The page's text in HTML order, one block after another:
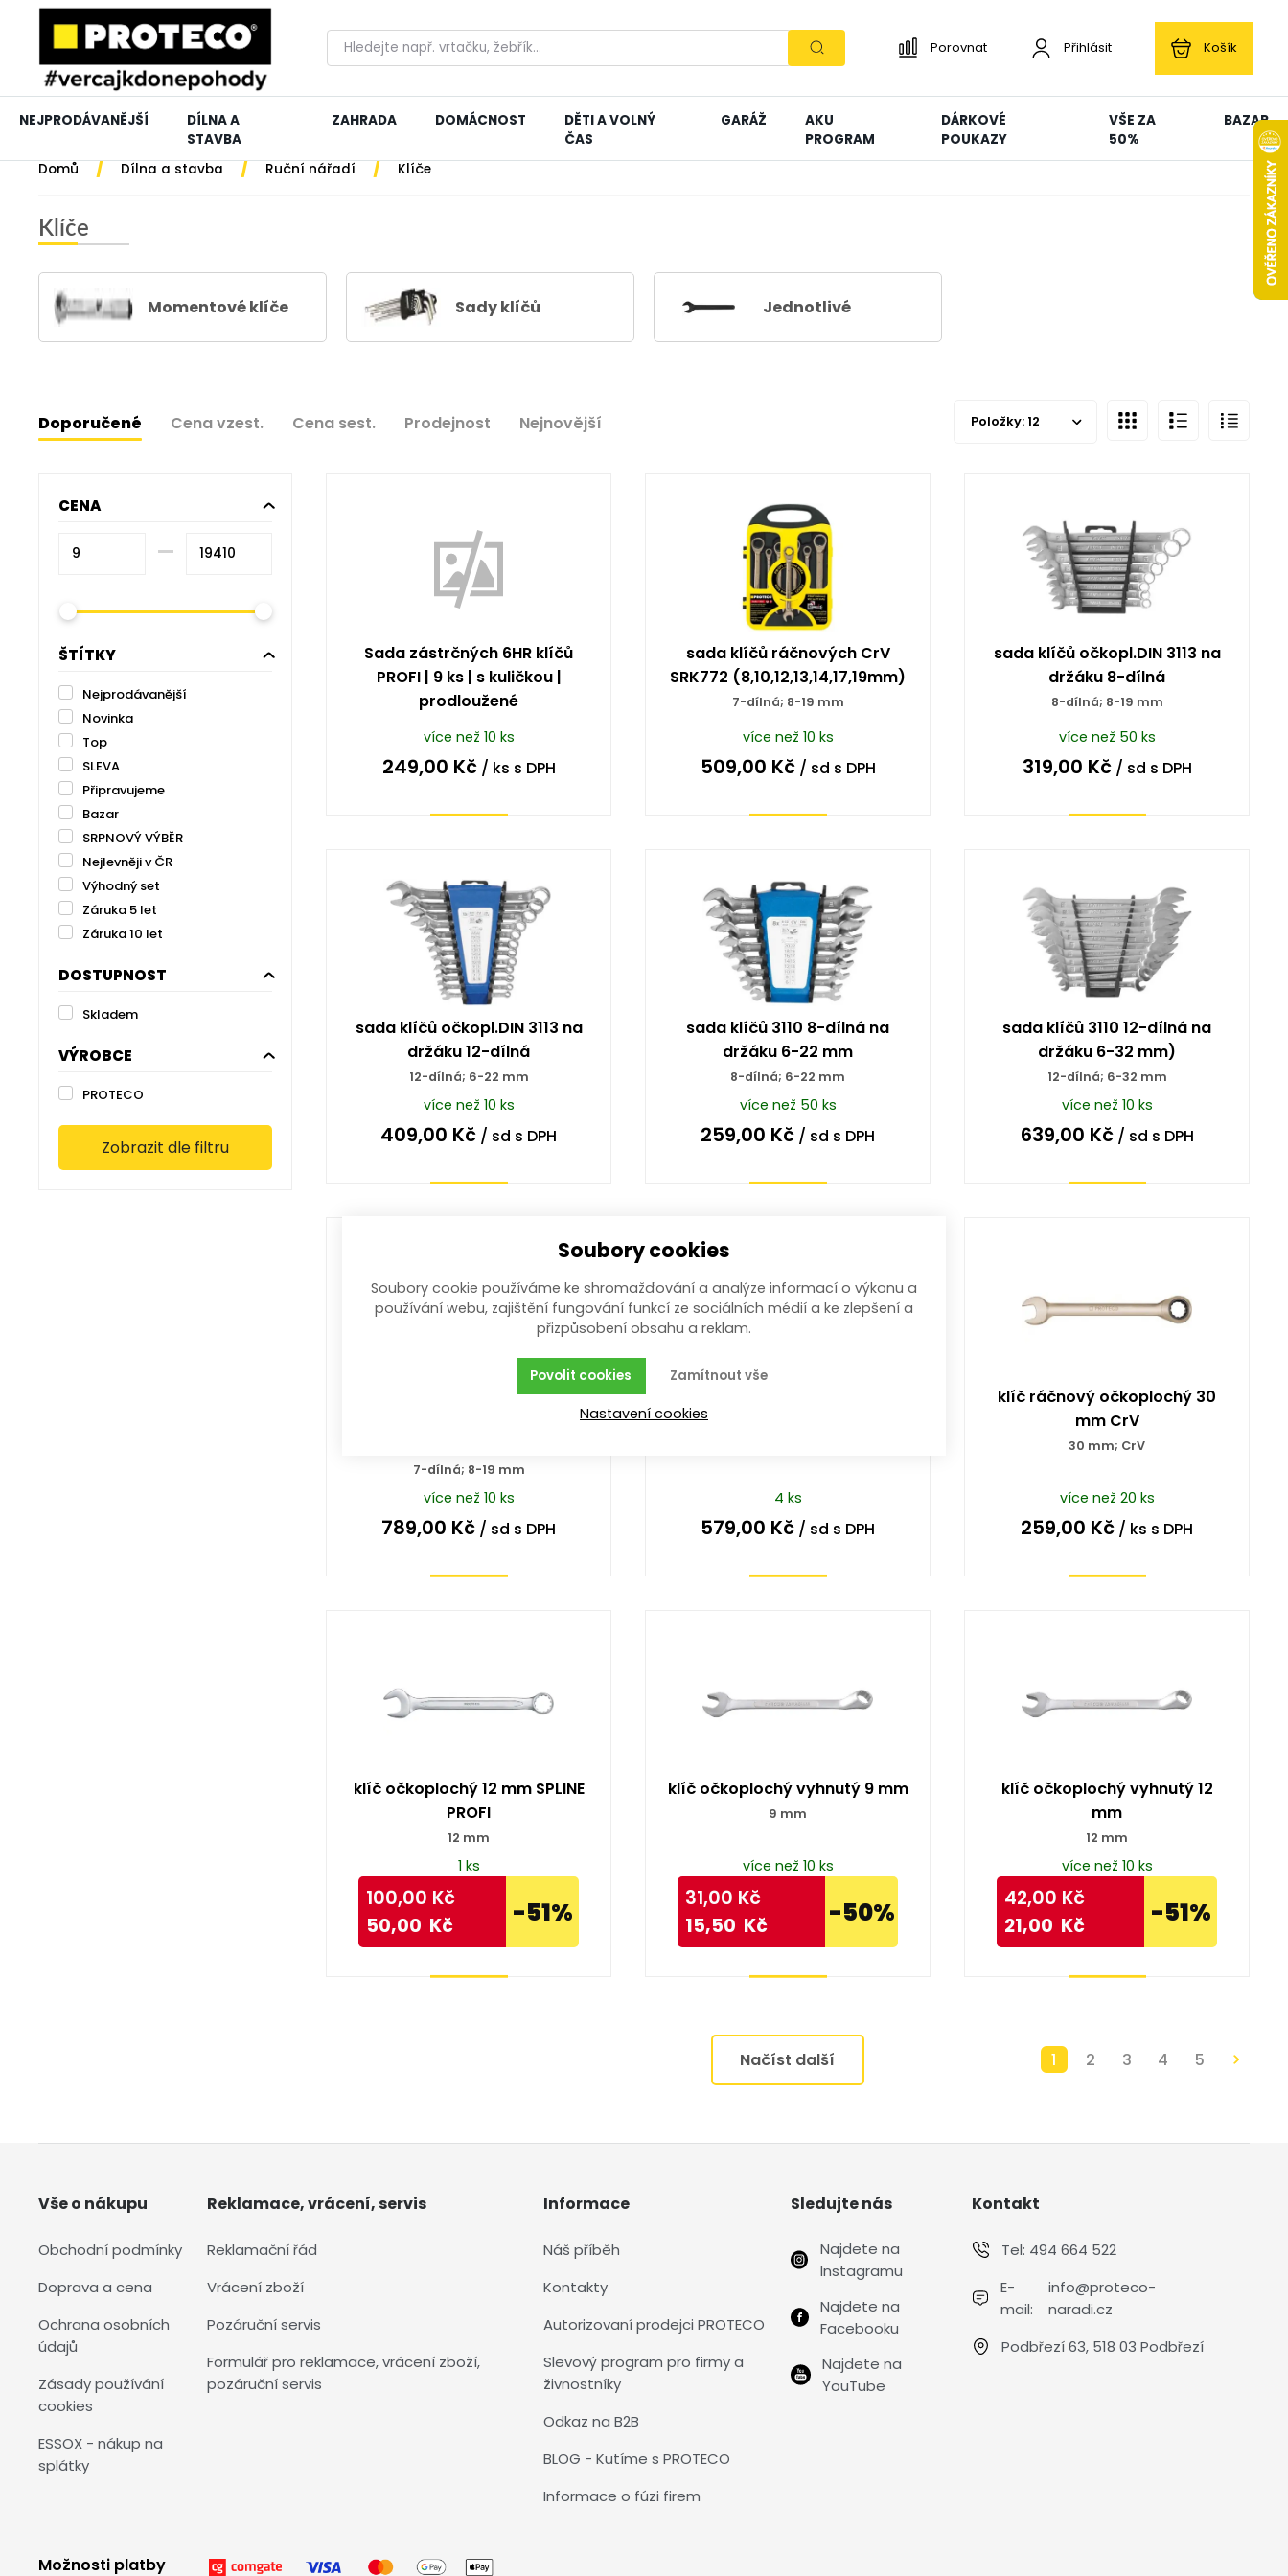
Porovnat Přihlásit Košík
NEJPRODÁVANĚJŠÍ
DÍLNA A
STAVBA
ZAHRADA DOMÁCNOST
DĚTI A VOLNÝ
ČAS
GARÁŽ
AKU
PROGRAM
DÁRKOVÉ
POUKAZY
VŠE ZA
50%
BAZAR
Domů / Dílna a stavba / Ruční nářadí / Klíče
Klíče
Momentové klíče Sady klíčů Jednotlivé
Doporučené Cena vzest. Cena sest. Prodejnost Nejnovější Položky: 12
CENA
–⁠
ŠTÍTKY
Nejprodávanější
Novinka
Top
SLEVA
Připravujeme
Bazar
SRPNOVÝ VÝBĚR
Nejlevněji v ČR
Výhodný set
Záruka 5 let
Záruka 10 let
DOSTUPNOST
Skladem
VÝROBCE
PROTECO
Zobrazit dle filtru
Sada zástrčných 6HR klíčů
PROFI | 9 ks | s kuličkou |
prodloužené
více než 10 ks
249,00 Kč/ ks s DPH
sada klíčů ráčnových CrV
SRK772 (8,10,12,13,14,17,19mm)
7-dílná; 8-19 mm
více než 10 ks
509,00 Kč/ sd s DPH
sada klíčů očkopl.DIN 3113 na
držáku 8-dílná
8-dílná; 8-19 mm
více než 50 ks
319,00 Kč/ sd s DPH
sada klíčů očkopl.DIN 3113 na
držáku 12-dílná
12-dílná; 6-22 mm
více než 10 ks
409,00 Kč / sd s DPH
sada klíčů 3110 8-dílná na
držáku 6-22 mm
8-dílná; 6-22 mm
více než 50 ks
259,00 Kč / sd s DPH
sada klíčů 3110 12-dílná na
držáku 6-32 mm)
12-dílná; 6-32 mm
více než 10 ks
639,00 Kč/ sd s DPH
sada klíčů ráčnových
7-dílná; 8-19 mm
více než 10 ks
789,00 Kč / sd s DPH
kul. 9 dílů na klipu, bar.značení
4 ks
579,00 Kč / sd s DPH
klíč ráčnový očkoplochý 30
mm CrV
30 mm; CrV
více než 20 ks
259,00 Kč / ks s DPH
klíč očkoplochý 12 mm SPLINE
PROFI
12 mm
1 ks
100,00Kč
50,00 Kč -51%
klíč očkoplochý vyhnutý 9 mm
9 mm
více než 10 ks
31,00Kč
15,50 Kč -50%
klíč očkoplochý vyhnutý 12
mm
12 mm
více než 10 ks
42,00Kč
21,00 Kč -51%
Načíst další 1 2 3 4 5
Vše o nákupu
Obchodní podmínky
Doprava a cena
Ochrana osobních
údajů
Zásady používání
cookies
ESSOX - nákup na
splátky
Reklamace, vrácení, servis
Reklamační řád
Vrácení zboží
Pozáruční servis
Formulář pro reklamace, vrácení zboží,
pozáruční servis
Informace
Náš příběh
Kontakty
Autorizovaní prodejci PROTECO
Slevový program pro firmy a
živnostníky
Odkaz na B2B
BLOG - Kutíme s PROTECO
Informace o fúzi firem
Sledujte nás
Najdete na
Instagramu
Najdete na
Facebooku
Najdete na
YouTube
Kontakt
Tel: 494 664 522
E-
mail:
info@proteco-
naradi.cz
Podbřezí 63, 518 03 Podbřezí
Možnosti platby
Soubory cookies
Soubory cookie používáme ke shromažďování a analýze informací o výkonu a
používání webu, zajištění fungování funkcí ze sociálních médií a ke zlepšení a
přizpůsobení obsahu a reklam.
Zamítnout vše
Povolit cookies
Nastavení cookies